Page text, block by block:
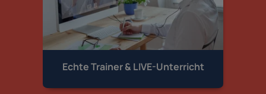
Echte Trainer & LIVE-Unterricht